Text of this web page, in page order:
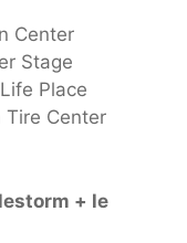
Center
Stage
Place
Tire Center
+ le